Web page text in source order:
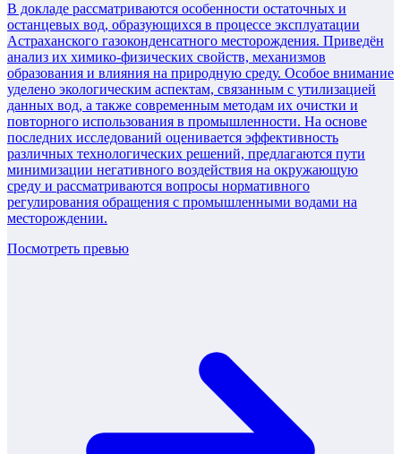
В докладе рассматриваются особенности остаточных и
останцевых вод, образующихся в процессе эксплуатации
Астраханского газоконденсатного месторождения. Приведён
анализ их химико-физических свойств, механизмов
образования и влияния на природную среду. Особое внимание
уделено экологическим аспектам, связанным с утилизацией
данных вод, а также современным методам их очистки и
повторного использования в промышленности. На основе
последних исследований оценивается эффективность
различных технологических решений, предлагаются пути
минимизации негативного воздействия на окружающую
среду и рассматриваются вопросы нормативного
регулирования обращения с промышленными водами на
месторождении.
Посмотреть превью